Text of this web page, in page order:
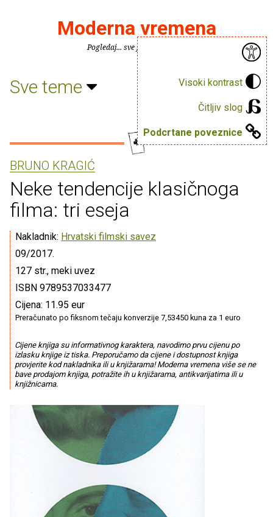
Visoki kontrast
Čitljiv slog
Podcrtane poveznice
Moderna vremena
Pogledaj... sve je puno knjiga.
Sve teme
BRUNO KRAGIĆ
Neke tendencije klasičnoga
filma: tri eseja
Nakladnik: Hrvatski filmski savez
09/2017.
127 str., meki uvez
ISBN 9789537033477
Cijena: 11.95 eur
Preračunato po fiksnom tečaju konverzije 7,53450 kuna za 1 euro
Cijene knjiga su informativnog karaktera, navodimo prvu cijenu po
izlasku knjige iz tiska. Preporučamo da cijene i dostupnost knjiga
provjerite kod nakladnika ili u knjižarama! Moderna vremena više se ne
bave prodajom knjiga, potražite ih u knjižarama, antikvarijatima ili u
knjižnicama.